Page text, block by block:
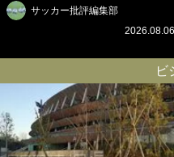
得”ポルティモネンセが歓迎
アニメーションで背番号10
せだね〜｣｢爽やかイケメン｣
サッカー批評編集部
2026.08.06
ビ